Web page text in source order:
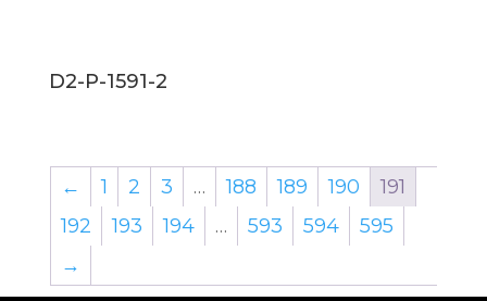
D2-P-1591-2
← 1 2 3 … 188 189 190
191
192
193 194 … 593 594
595
→